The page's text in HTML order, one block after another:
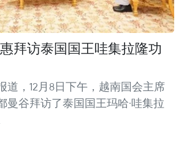
拜访泰国国王哇集拉隆功
道，12月8日下午，越南国会主席
曼谷拜访了泰国国王玛哈·哇集拉